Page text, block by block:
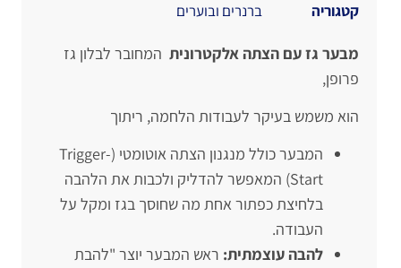
קטגוריה ברנרים ובוערים
מבער גז עם הצתה אלקטרוניתהמחובר לבלון גז
פרופן,
הוא משמש בעיקר לעבודות הלחמה, ריתוך
המבער כולל מנגנון הצתה אוטומטי (Trigger-
Start) המאפשר להדליק ולכבות את הלהבה
בלחיצת כפתור אחת מה שחוסך בגז ומקל על
העבודה.
להבה עוצמתית: ראש המבער יוצר "להבת